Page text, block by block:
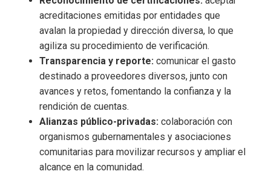
acreditaciones emitidas por entidades que
avalan la propiedad y dirección diversa, lo que
agiliza su procedimiento de verificación.
Transparencia y reporte: comunicar el gasto
destinado a proveedores diversos, junto con
avances y retos, fomentando la confianza y la
rendición de cuentas.
Alianzas público-privadas: colaboración con
organismos gubernamentales y asociaciones
comunitarias para movilizar recursos y ampliar el
alcance en la comunidad.